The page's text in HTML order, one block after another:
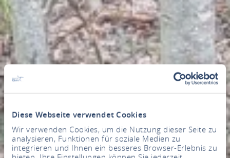
Diese Webseite verwendet Cookies
Wir verwenden Cookies, um die Nutzung dieser Seite zu
analysieren, Funktionen für soziale Medien zu
integrieren und Ihnen ein besseres Browser-Erlebnis zu